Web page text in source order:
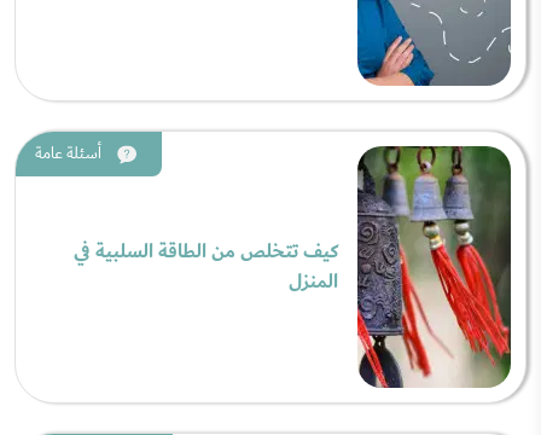
أسئلة عامة
كيف تتخلص من الطاقة السلبية في
المنزل